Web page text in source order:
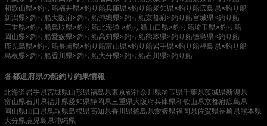
和歌山県×釣り船福井県×釣り船兵庫県×釣り船愛知県×釣り船広島県×釣り船
新潟県×釣り船大阪府×釣り船沖縄県×釣り船京都府×釣り船宮城県×釣り船
三重県×釣り船鳥取県×釣り船北海道 ×釣り船山口県×釣り船埼玉県×釣り船
岡山県×釣り船愛媛県×釣り船高知県×釣り船熊本県×釣り船徳島県×釣り船
鹿児島県×釣り船長崎県×釣り船富山県×釣り船岩手県×釣り船福島県×釣り船
島根県×釣り船香川県×釣り船大分県×釣り船石川県×釣り船
各都道府県の船釣り釣果情報
北海道岩手県宮城県山形県福島県東京都神奈川県埼玉県千葉県茨城県新潟県
富山県石川県福井県愛知県静岡県三重県大阪府兵庫県和歌山県京都府広島県
岡山県山口県鳥取県島根県高知県香川県徳島県愛媛県福岡県佐賀県長崎県熊本県
大分県鹿児島県沖縄県